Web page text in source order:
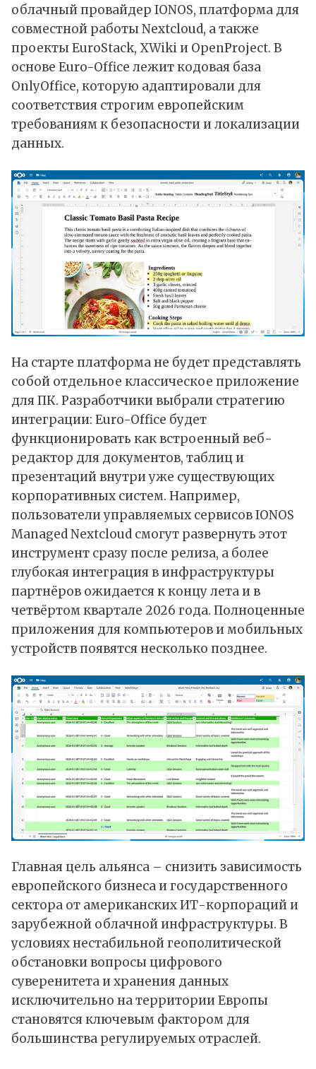
облачный провайдер IONOS, платформа для
совместной работы Nextcloud, а также
проекты EuroStack, XWiki и OpenProject. В
основе Euro-Office лежит кодовая база
OnlyOffice, которую адаптировали для
соответствия строгим европейским
требованиям к безопасности и локализации
данных.
На старте платформа не будет представлять
собой отдельное классическое приложение
для ПК. Разработчики выбрали стратегию
интеграции: Euro-Office будет
функционировать как встроенный веб-
редактор для документов, таблиц и
презентаций внутри уже существующих
корпоративных систем. Например,
пользователи управляемых сервисов IONOS
Managed Nextcloud смогут развернуть этот
инструмент сразу после релиза, а более
глубокая интеграция в инфраструктуры
партнёров ожидается к концу лета и в
четвёртом квартале 2026 года. Полноценные
приложения для компьютеров и мобильных
устройств появятся несколько позднее.
Главная цель альянса – снизить зависимость
европейского бизнеса и государственного
сектора от американских ИТ-корпораций и
зарубежной облачной инфраструктуры. В
условиях нестабильной геополитической
обстановки вопросы цифрового
суверенитета и хранения данных
исключительно на территории Европы
становятся ключевым фактором для
большинства регулируемых отраслей.